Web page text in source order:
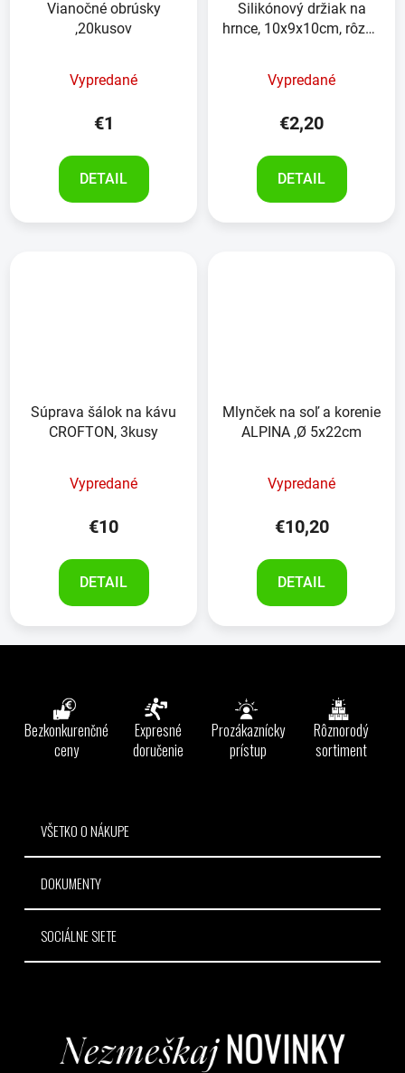
Vianočné obrúsky
,20kusov
Vypredané
€1
DETAIL
Silikónový držiak na
hrnce, 10x9x10cm, rôzne
Vypredané
€2,20
DETAIL
Súprava šálok na kávu
CROFTON, 3kusy
Vypredané
€10
DETAIL
Mlynček na soľ a korenie
ALPINA ,Ø 5x22cm
Vypredané
€10,20
DETAIL
Bezkonkurenčné
ceny
Expresné
doručenie
Prozákaznícky
prístup
Rôznorodý
sortiment
VŠETKO O NÁKUPE
DOKUMENTY
SOCIÁLNE SIETE